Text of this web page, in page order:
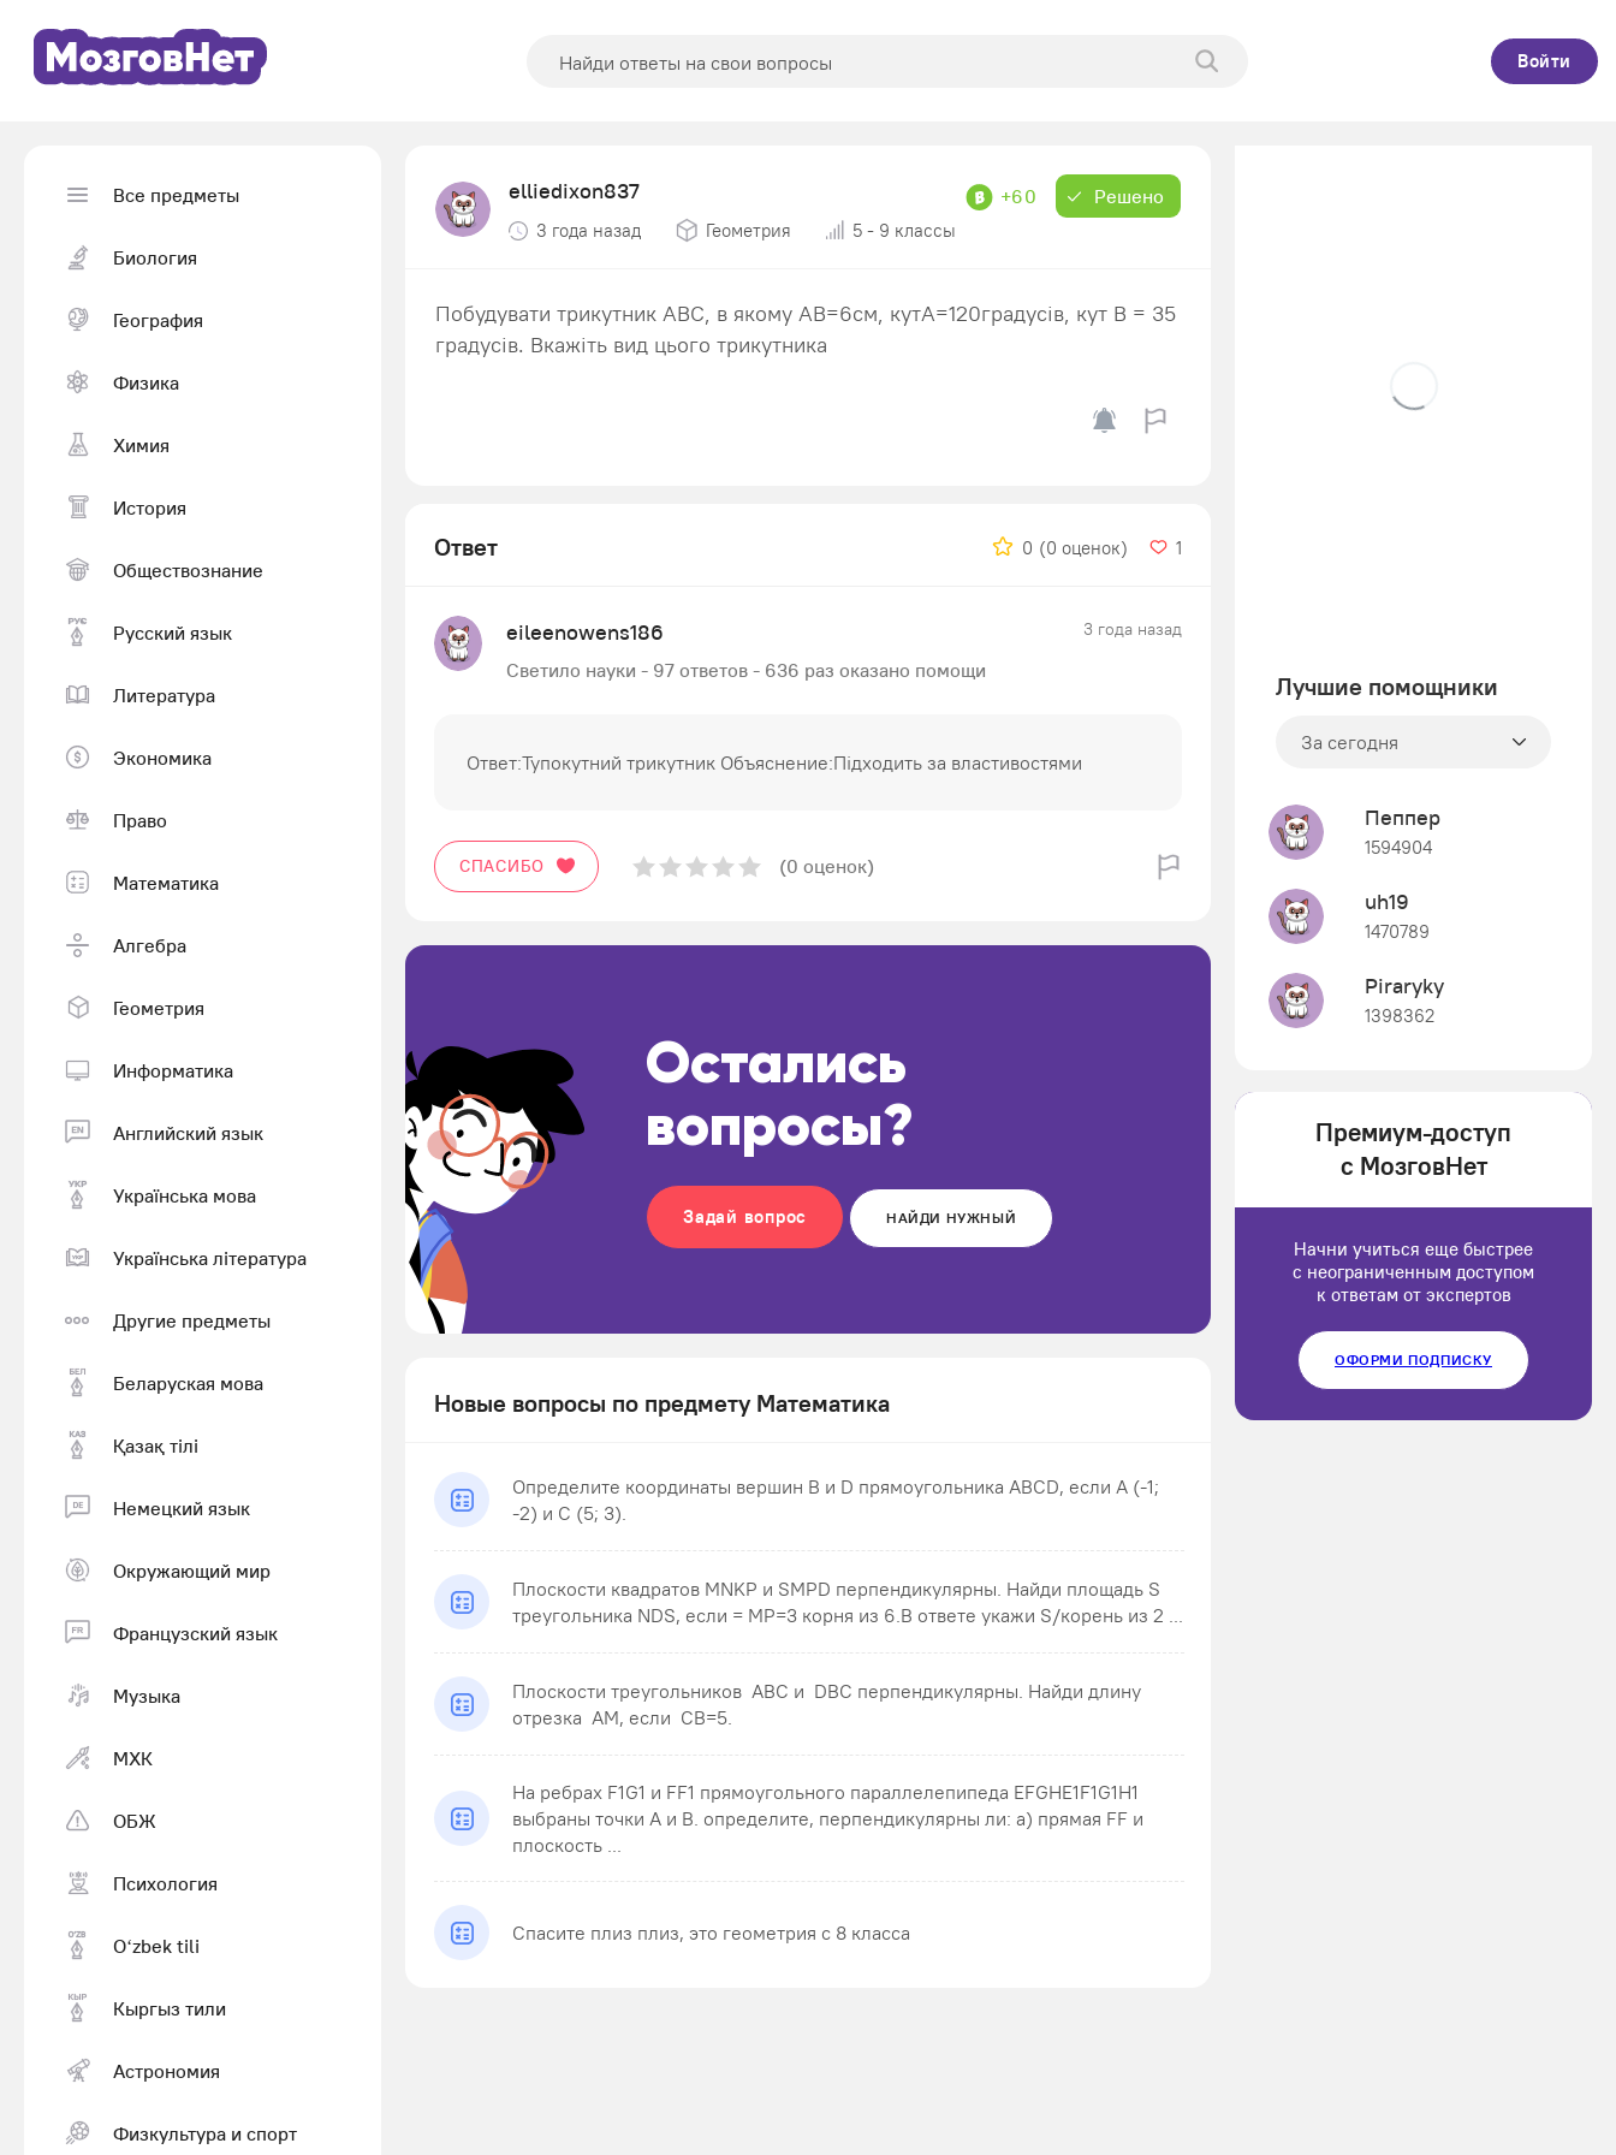
Войти
Все предметы
Биология
География
Физика
Химия
История
Обществознание
Русский язык
Литература
Экономика
Право
Математика
Алгебра
Геометрия
Информатика
Английский язык
Українська мова
Українська література
Другие предметы
Беларуская мова
Қазақ тiлi
Немецкий язык
Окружающий мир
Французский язык
Музыка
МХК
ОБЖ
Психология
Оʻzbek tili
Кыргыз тили
Астрономия
Физкультура и спорт
elliedixon837 +60 Решено
3 года назад Геометрия 5 - 9 классы
Побудувати трикутник АВС, в якому АВ=6см, кутА=120градусів, кут В = 35
градусів. Вкажіть вид цього трикутника
Ответ 0 (0 оценок) 1
eileenowens186 3 года назад
Светило науки - 97 ответов - 636 раз оказано помощи
Ответ:Тупокутний трикутник Объяснение:Підходить за властивостями
СПАСИБО (0 оценок)
Остались
вопросы?
Задай вопрос НАЙДИ НУЖНЫЙ
Новые вопросы по предмету Математика
Определите координаты вершин В и D прямоугольника ABCD, если А (-1;
-2) и С (5; 3).
Плоскости квадратов MNKP и SMPD перпендикулярны. Найди площадь S
треугольника NDS , если = MP=3 корня из 6.В ответе укажи S/корень из 2 ...
Плоскости треугольников ABC и DBC перпендикулярны. Найди длину
отрезка AM , если CB=5 .
На ребрах F1G1 и FF1 прямоугольного параллелепипеда EFGHE1F1G1H1
выбраны точки A и B. определите, перпендикулярны ли: а) прямая FF и
плоскость ...
Спасите плиз плиз, это геометрия с 8 класса
Лучшие помощники
За сегодня
Пеппер
1594904
uh19
1470789
Piraryky
1398362
Luluput
Премиум-доступ
с МозговНет
Начни учиться еще быстрее
с неограниченным доступом
к ответам от экспертов
ОФОРМИ ПОДПИСКУ